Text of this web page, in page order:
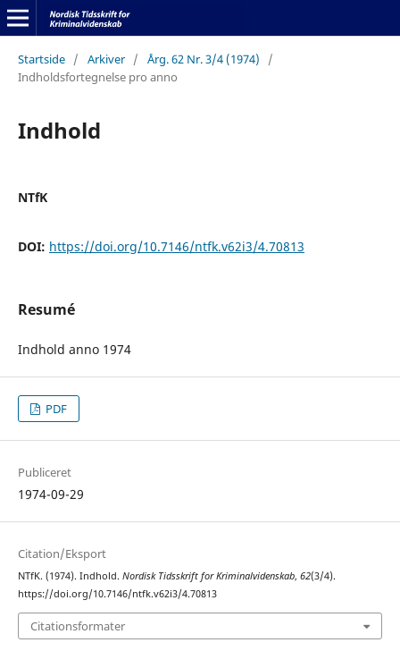
Startside / Arkiver / Årg. 62 Nr. 3/4 (1974)
/
Indholdsfortegnelse pro anno
Indhold
NTfK
DOI: https://doi.org/10.7146/ntfk.v62i3/4.70813
Resumé
Indhold anno 1974
PDF
Publiceret
1974-09-29
Citation/Eksport
NTfK. (1974). Indhold. Nordisk Tidsskrift for Kriminalvidenskab, 62(3/4).
https://doi.org/10.7146/ntfk.v62i3/4.70813
Citationsformater